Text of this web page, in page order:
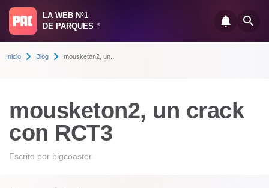
LA WEB Nº1
DE PARQUES
®
Inicio Blog mousketon2, un...
mousketon2, un crack
con RCT3
Escrito por bigcoaster